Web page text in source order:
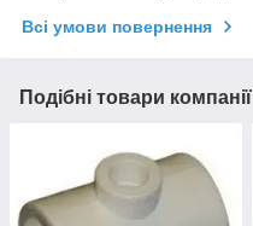
Всі умови повернення
Подібні товари компанії